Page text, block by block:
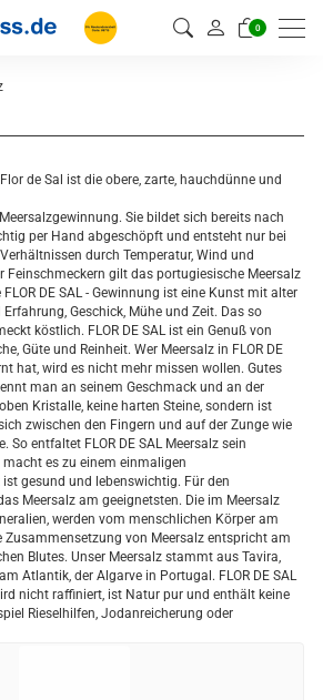
0
Flor de Sal ist die obere, zarte, hauchdünne und
Sie bildet sich bereits nach
per Hand abgeschöpft und entsteht nur bei
durch Temperatur, Wind und
Feinschmeckern gilt das portugiesische Meersalz
DE SAL - Gewinnung ist eine Kunst mit alter
Geschick, Mühe und Zeit. Das so
köstlich. FLOR DE SAL ist ein Genuß von
Güte und Reinheit. Wer Meersalz in FLOR DE
hat, wird es nicht mehr missen wollen. Gutes
man an seinem Geschmack und an der
Kristalle, keine harten Steine, sondern ist
zwischen den Fingern und auf der Zunge wie
So entfaltet FLOR DE SAL Meersalz sein
es zu einem einmaligen
gesund und lebenswichtig. Für den
Meersalz am geeignetsten. Die im Meersalz
werden vom menschlichen Körper am
Zusammensetzung von Meersalz entspricht am
Blutes. Unser Meersalz stammt aus Tavira,
Atlantik, der Algarve in Portugal. FLOR DE SAL
nicht raffiniert, ist Natur pur und enthält keine
Rieselhilfen, Jodanreicherung oder